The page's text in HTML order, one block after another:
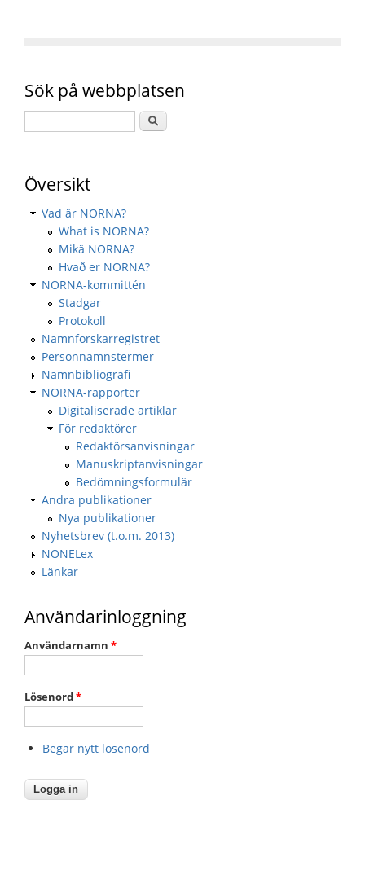
Sök på webbplatsen
Översikt
Vad är NORNA?
What is NORNA?
Mikä NORNA?
Hvað er NORNA?
NORNA-kommittén
Stadgar
Protokoll
Namnforskarregistret
Personnamnstermer
Namnbibliografi
NORNA-rapporter
Digitaliserade artiklar
För redaktörer
Redaktörsanvisningar
Manuskriptanvisningar
Bedömningsformulär
Andra publikationer
Nya publikationer
Nyhetsbrev (t.o.m. 2013)
NONELex
Länkar
Användarinloggning
Användarnamn *
Lösenord*
Begär nytt lösenord